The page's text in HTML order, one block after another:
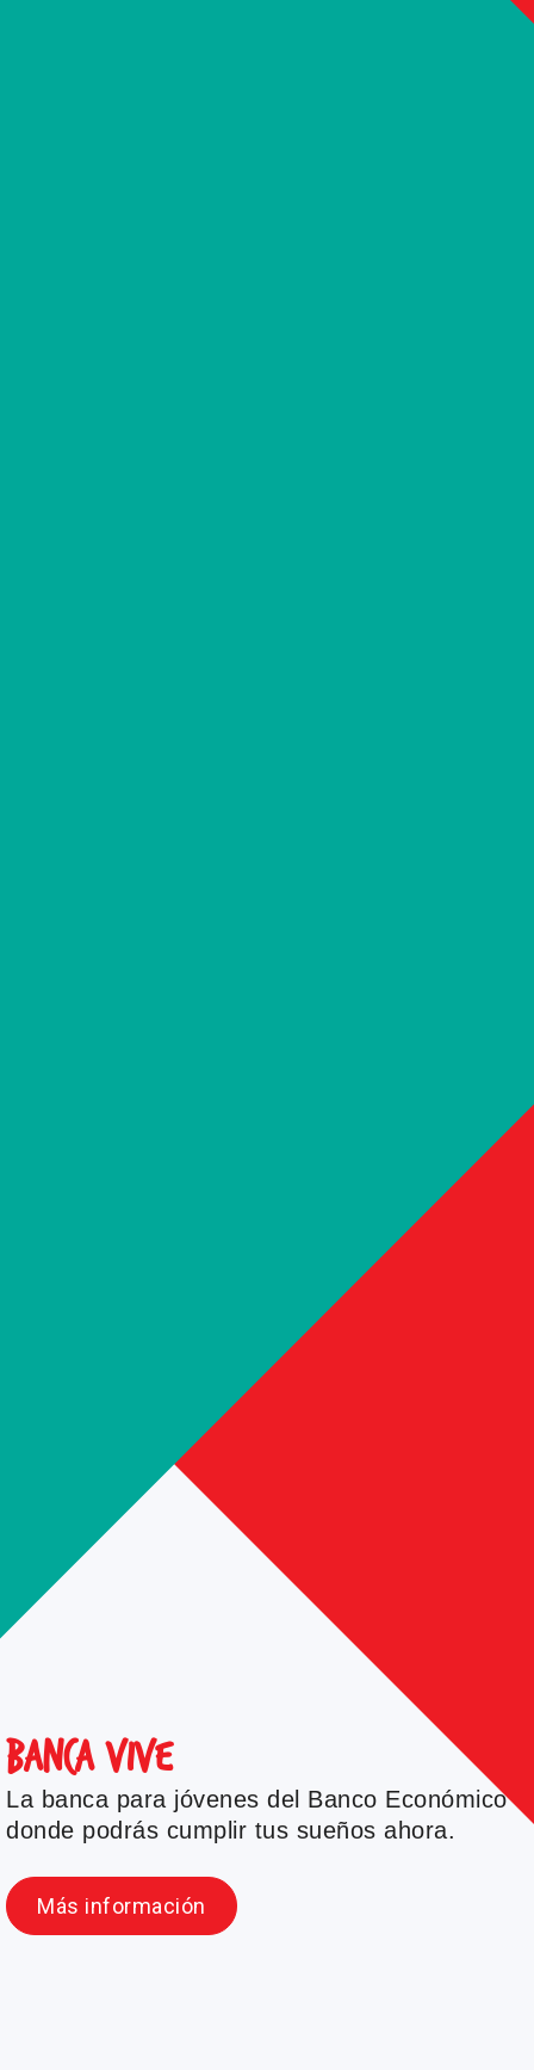
Banca Vive
La banca para jóvenes del Banco Económico
donde podrás cumplir tus sueños ahora.
Más información